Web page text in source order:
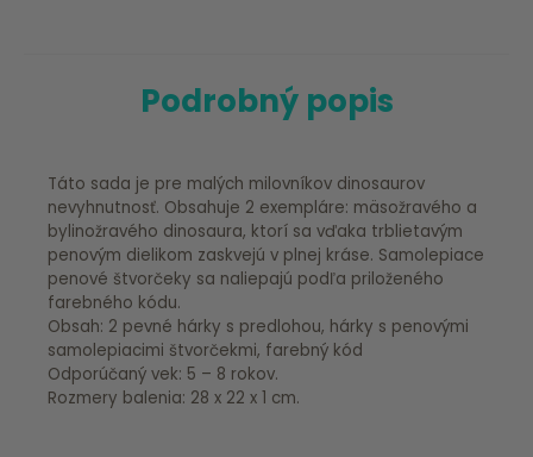
Podrobný popis
Táto sada je pre malých milovníkov dinosaurov
nevyhnutnosť. Obsahuje 2 exempláre: mäsožravého a
bylinožravého dinosaura, ktorí sa vďaka trblietavým
penovým dielikom zaskvejú v plnej kráse. Samolepiace
penové štvorčeky sa naliepajú podľa priloženého
farebného kódu.
Obsah: 2 pevné hárky s predlohou, hárky s penovými
samolepiacimi štvorčekmi, farebný kód
Odporúčaný vek: 5 – 8 rokov.
Rozmery balenia: 28 x 22 x 1 cm.